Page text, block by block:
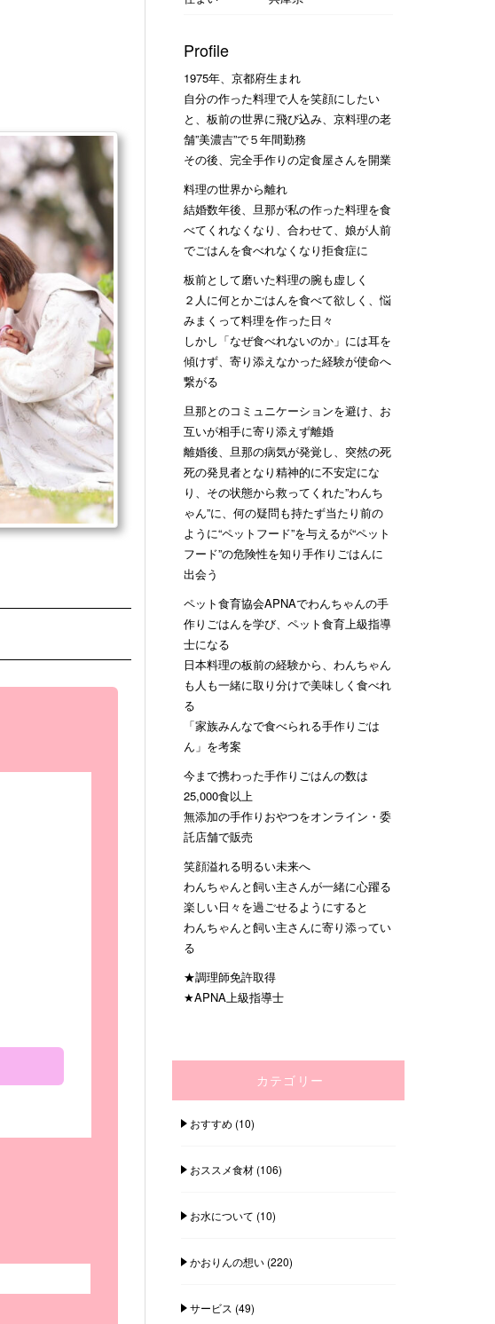
Profile
1975年、京都府生まれ
自分の作った料理で人を笑顔にしたい
と、板前の世界に飛び込み、京料理の老
舗”美濃吉”で５年間勤務
その後、完全手作りの定食屋さんを開業
料理の世界から離れ
結婚数年後、旦那が私の作った料理を食
べてくれなくなり、合わせて、娘が人前
でごはんを食べれなくなり拒食症に
板前として磨いた料理の腕も虚しく
２人に何とかごはんを食べて欲しく、悩
みまくって料理を作った日々
しかし「なぜ食べれないのか」には耳を
傾けず、寄り添えなかった経験が使命へ
繋がる
旦那とのコミュニケーションを避け、お
互いが相手に寄り添えず離婚
離婚後、旦那の病気が発覚し、突然の死
死の発見者となり精神的に不安定にな
り、その状態から救ってくれた”わんち
ゃん”に、何の疑問も持たず当たり前の
ように“ペットフード”を与えるが“ペット
フード”の危険性を知り手作りごはんに
出会う
ペット食育協会APNAでわんちゃんの手
作りごはんを学び、ペット食育上級指導
士になる
日本料理の板前の経験から、わんちゃん
も人も一緒に取り分けで美味しく食べれ
る
「家族みんなで食べられる手作りごは
ん」を考案
今まで携わった手作りごはんの数は
25,000食以上
無添加の手作りおやつをオンライン・委
託店舗で販売
笑顔溢れる明るい未来へ
わんちゃんと飼い主さんが一緒に心躍る
楽しい日々を過ごせるようにすると
わんちゃんと飼い主さんに寄り添ってい
る
★調理師免許取得
★APNA上級指導士
カテゴリー
おすすめ (10)
おススメ食材(106)
お水について (10)
かおりんの想い(220)
サービス (49)